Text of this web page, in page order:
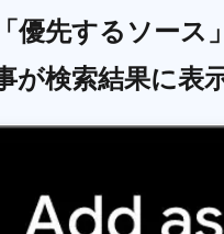
「優先するソース
が検索結果に表